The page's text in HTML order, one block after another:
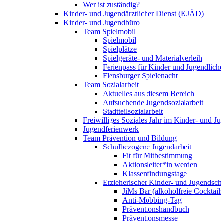
Wer ist zuständig?
Kinder- und Jugendärztlicher Dienst (KJÄD)
Kinder- und Jugendbüro
Team Spielmobil
Spielmobil
Spielplätze
Spielgeräte- und Materialverleih
Ferienpass für Kinder und
Flensburger Spielenacht
Team Sozialarbeit
Aktuelles aus diesem Bereich
Aufsuchende Jugendsozialarbeit
Stadtteilsozialarbeit
Freiwilliges Soziales Jahr im Kinder- und
Jugendferienwerk
Team Prävention und Bildung
Schulbezogene Jugendarbeit
Fit für Mitbestimmung
Aktionsleiter*in werden
Klassenfindungstage
Erzieherischer Kinder- und
JiMs Bar (alkoholfreie
Anti-Mobbing-Tag
Präventionshandbuch
Präventionsmesse